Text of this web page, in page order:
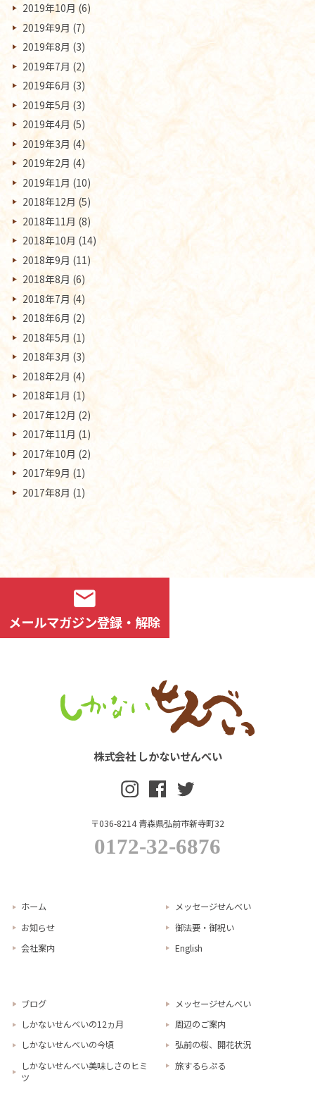
2019年10月 (6)
2019年9月 (7)
2019年8月 (3)
2019年7月 (2)
2019年6月 (3)
2019年5月 (3)
2019年4月 (5)
2019年3月 (4)
2019年2月 (4)
2019年1月 (10)
2018年12月 (5)
2018年11月 (8)
2018年10月 (14)
2018年9月 (11)
2018年8月 (6)
2018年7月 (4)
2018年6月 (2)
2018年5月 (1)
2018年3月 (3)
2018年2月 (4)
2018年1月 (1)
2017年12月 (2)
2017年11月 (1)
2017年10月 (2)
2017年9月 (1)
2017年8月 (1)
mail
メールマガジン登録・解除
株式会社 しかないせんべい
〒036-8214 青森県弘前市新寺町32
0172-32-6876
ホーム
お知らせ
会社案内
メッセージせんべい
御法要・御祝い
English
ブログ
しかないせんべいの12ヵ月
しかないせんべいの今頃
しかないせんべい美味しさのヒミ
ツ
メッセージせんべい
周辺のご案内
弘前の桜、開花状況
旅するらぷる